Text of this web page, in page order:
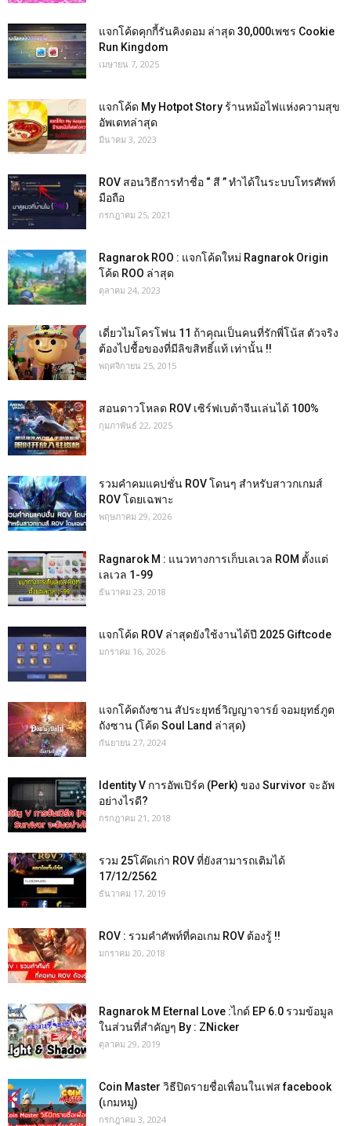
แจกโค้ดคุกกี้รันคิงดอม ล่าสุด 30,000เพชร Cookie
Run Kingdom
เมษายน 7, 2025
แจกโค้ด My Hotpot Story ร้านหม้อไฟแห่งความสุข
อัพเดทล่าสุด
มีนาคม 3, 2023
ROV สอนวิธีการทำชื่อ “ สี ” ทำได้ในระบบโทรศัพท์
มือถือ
กรกฎาคม 25, 2021
Ragnarok ROO : แจกโค้ดใหม่ Ragnarok Origin
โค้ด ROO ล่าสุด
ตุลาคม 24, 2023
เดี่ยวไมโครโฟน 11 ถ้าคุณเป็นคนที่รักพี่โน้ส ตัวจริง
ต้องไปชื้อของที่มีลิขสิทธิ์แท้ เท่านั้น !!
พฤศจิกายน 25, 2015
สอนดาวโหลด ROV เซิร์ฟเบต้าจีนเล่นได้ 100%
กุมภาพันธ์ 22, 2025
รวมคำคมแคปชั่น ROV โดนๆ สำหรับสาวกเกมส์
ROV โดยเฉพาะ
พฤษภาคม 29, 2026
Ragnarok M : แนวทางการเก็บเลเวล ROM ตั้งแต่
เลเวล 1-99
ธันวาคม 23, 2018
แจกโค้ด ROV ล่าสุดยังใช้งานได้ปี 2025 Giftcode
มกราคม 16, 2026
แจกโค้ดถังซาน สัประยุทธ์วิญญาจารย์ จอมยุทธ์ภูต
ถังซาน (โค้ด Soul Land ล่าสุด)
กันยายน 27, 2024
Identity V การอัพเปิร์ค (Perk) ของ Survivor จะอัพ
อย่างไรดี?
กรกฎาคม 21, 2018
รวม 25โค๊ดเก่า ROV ที่ยังสามารถเติมได้
17/12/2562
ธันวาคม 17, 2019
ROV : รวมคำศัพท์ที่คอเกม ROV ต้องรู้ !!
มกราคม 20, 2018
Ragnarok M Eternal Love :ไกด์ EP 6.0 รวมข้อมูล
ในส่วนที่สำคัญๆ By : ZNicker
ตุลาคม 29, 2019
Coin Master วิธีปิดรายชื่อเพื่อนในเฟส facebook
(เกมหมู)
กรกฎาคม 3, 2024